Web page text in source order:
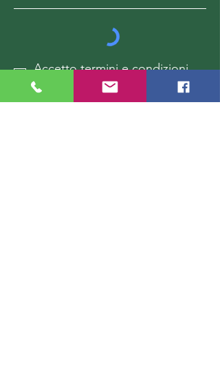
Accetto termini e condizioni
Visualizza termini d'uso
Iscriviti ora!